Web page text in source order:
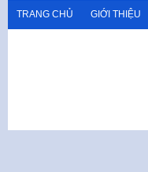
TRANG CHỦ GIỚI THIỆU